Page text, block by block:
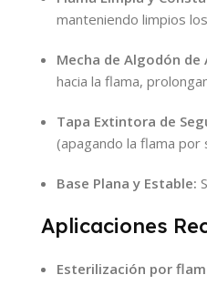
manteniendo limpios
Mecha de Algodón de
hacia la flama,
Tapa Extintora de
(apagando la flama por
Base Plana y Estable:
Aplicaciones
Esterilización por